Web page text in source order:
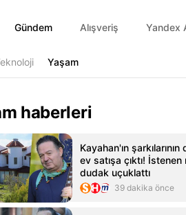
Gündem
Gündem Alışveriş Yandex
Yaşam
Yaşam
haberleri
Kayahan'ın
ev satışa çıktı! İstenen
dudak uçuklattı
39 dakika önce